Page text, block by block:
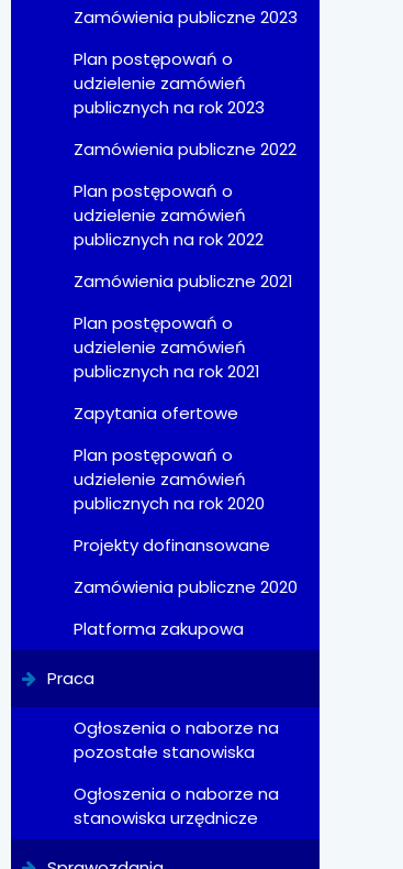
Zamówienia publiczne 2023
Plan postępowań o
udzielenie zamówień
publicznych na rok 2023
Zamówienia publiczne 2022
Plan postępowań o
udzielenie zamówień
publicznych na rok 2022
Zamówienia publiczne 2021
Plan postępowań o
udzielenie zamówień
publicznych na rok 2021
Zapytania ofertowe
Plan postępowań o
udzielenie zamówień
publicznych na rok 2020
Projekty dofinansowane
Zamówienia publiczne 2020
Platforma zakupowa
Praca
Ogłoszenia o naborze na
pozostałe stanowiska
Ogłoszenia o naborze na
stanowiska urzędnicze